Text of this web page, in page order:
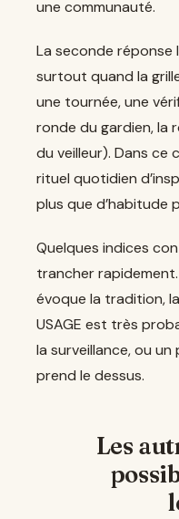
une communauté.
La seconde réponse
surtout quand la
une tournée, une
ronde du gardien, la
du veilleur). Dans ce
rituel quotidien
plus que d’habitude
Quelques indices
trancher
évoque la tradition,
USAGE est très
la surveillance, ou un
prend le dessus.
Les